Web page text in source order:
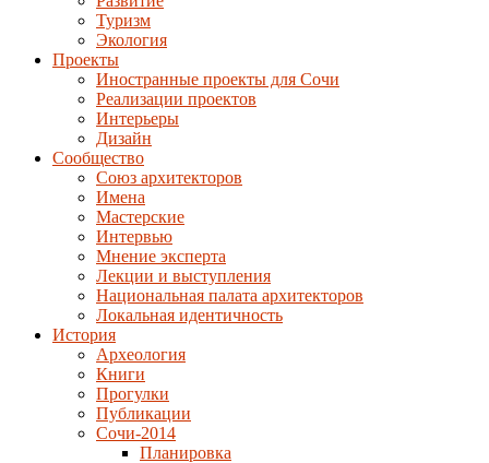
Туризм
Экология
Проекты
Иностранные проекты для Сочи
Реализации проектов
Интерьеры
Дизайн
Сообщество
Союз архитекторов
Имена
Мастерские
Интервью
Мнение эксперта
Лекции и выступления
Национальная палата архитекторов
Локальная идентичность
История
Археология
Книги
Прогулки
Публикации
Сочи-2014
Планировка